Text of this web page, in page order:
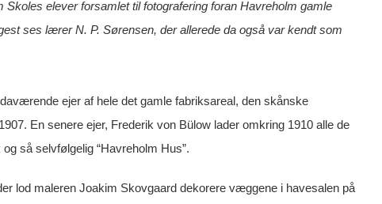
Skoles elever forsamlet til fotografering foran Havreholm gamle
ses lærer N. P. Sørensen, der allerede da også var kendt som
ejer af hele det gamle fabriksareal, den skånske
En senere ejer, Frederik von Bülow lader omkring 1910 alle de
så selvfølgelig “Havreholm Hus”.
lod maleren Joakim Skovgaard dekorere væggene i havesalen på